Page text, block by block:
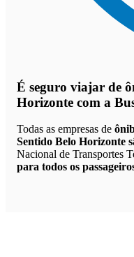
É seguro viajar de
Horizonte com a
Todas as empresas de
Sentido Belo Horizonte
Nacional de Transportes
para todos os